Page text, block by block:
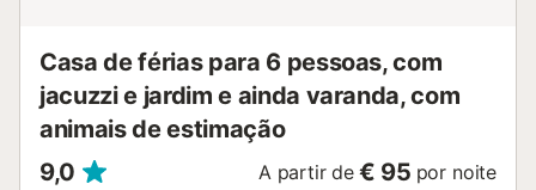
Casa de férias para 6 pessoas, com
jacuzzi e jardim e ainda varanda, com
animais de estimação
9,0
A partir de € 95 por noite